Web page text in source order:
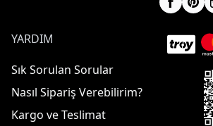
YARDIM
Sık Sorulan Sorular
Nasıl Sipariş Verebilirim?
Kargo ve Teslimat